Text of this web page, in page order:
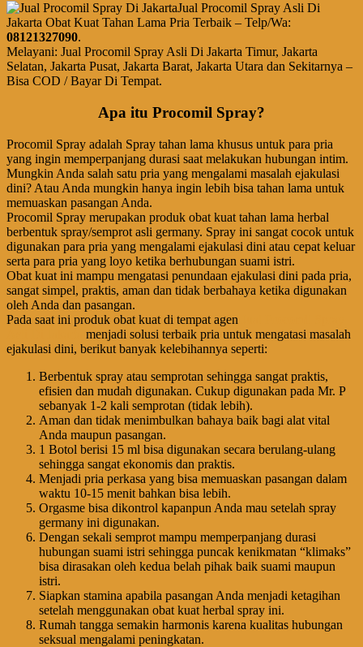
Jual Procomil Spray Asli Di
Jakarta Obat Kuat Tahan Lama Pria Terbaik – Telp/Wa:
08121327090.
Melayani: Jual Procomil Spray Asli Di Jakarta Timur, Jakarta
Selatan, Jakarta Pusat, Jakarta Barat, Jakarta Utara dan Sekitarnya –
Bisa COD / Bayar Di Tempat.
Apa itu Procomil Spray?
Procomil Spray adalah Spray tahan lama khusus untuk para pria
yang ingin memperpanjang durasi saat melakukan hubungan intim.
Mungkin Anda salah satu pria yang mengalami masalah ejakulasi
dini? Atau Anda mungkin hanya ingin lebih bisa tahan lama untuk
memuaskan pasangan Anda.
Procomil Spray merupakan produk obat kuat tahan lama herbal
berbentuk spray/semprot asli germany. Spray ini sangat cocok untuk
digunakan para pria yang mengalami ejakulasi dini atau cepat keluar
serta para pria yang loyo ketika berhubungan suami istri.
Obat kuat ini mampu mengatasi penundaan ejakulasi dini pada pria,
sangat simpel, praktis, aman dan tidak berbahaya ketika digunakan
oleh Anda dan pasangan.
Pada saat ini produk obat kuat di tempat agen
menjadi solusi terbaik pria untuk mengatasi masalah
ejakulasi dini, berikut banyak kelebihannya seperti:
Berbentuk spray atau semprotan sehingga sangat praktis,
efisien dan mudah digunakan. Cukup digunakan pada Mr. P
sebanyak 1-2 kali semprotan (tidak lebih).
Aman dan tidak menimbulkan bahaya baik bagi alat vital
Anda maupun pasangan.
1 Botol berisi 15 ml bisa digunakan secara berulang-ulang
sehingga sangat ekonomis dan praktis.
Menjadi pria perkasa yang bisa memuaskan pasangan dalam
waktu 10-15 menit bahkan bisa lebih.
Orgasme bisa dikontrol kapanpun Anda mau setelah spray
germany ini digunakan.
Dengan sekali semprot mampu memperpanjang durasi
hubungan suami istri sehingga puncak kenikmatan “klimaks”
bisa dirasakan oleh kedua belah pihak baik suami maupun
istri.
Siapkan stamina apabila pasangan Anda menjadi ketagihan
setelah menggunakan obat kuat herbal spray ini.
Rumah tangga semakin harmonis karena kualitas hubungan
seksual mengalami peningkatan.